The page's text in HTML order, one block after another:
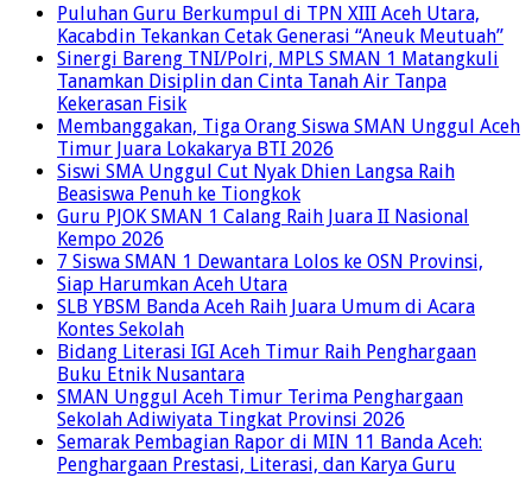
Puluhan Guru Berkumpul di TPN XIII Aceh Utara,
Kacabdin Tekankan Cetak Generasi “Aneuk Meutuah”
Sinergi Bareng TNI/Polri, MPLS SMAN 1 Matangkuli
Tanamkan Disiplin dan Cinta Tanah Air Tanpa
Kekerasan Fisik
Membanggakan, Tiga Orang Siswa SMAN Unggul Aceh
Timur Juara Lokakarya BTI 2026
Siswi SMA Unggul Cut Nyak Dhien Langsa Raih
Beasiswa Penuh ke Tiongkok
Guru PJOK SMAN 1 Calang Raih Juara II Nasional
Kempo 2026
7 Siswa SMAN 1 Dewantara Lolos ke OSN Provinsi,
Siap Harumkan Aceh Utara
SLB YBSM Banda Aceh Raih Juara Umum di Acara
Kontes Sekolah
Bidang Literasi IGI Aceh Timur Raih Penghargaan
Buku Etnik Nusantara
SMAN Unggul Aceh Timur Terima Penghargaan
Sekolah Adiwiyata Tingkat Provinsi 2026
Semarak Pembagian Rapor di MIN 11 Banda Aceh:
Penghargaan Prestasi, Literasi, dan Karya Guru